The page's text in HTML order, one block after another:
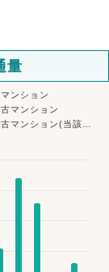
量
ンション
マンション
マンション(当該…